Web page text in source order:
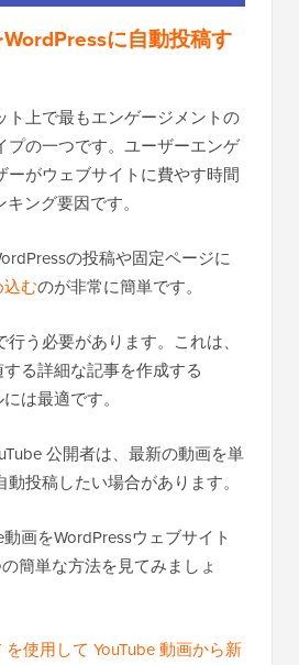
に自動投稿す
ト上で最もエンゲージメントの
プの一つです。ユーザーエンゲ
ーがウェブサイトに費やす時間
ング要因です。
の投稿や固定ページに
むのが非常に簡単です。
う必要があります。これは、
る詳細な記事を作成する
は最適です。
公開者は、最新の動画を単
投稿したい場合があります。
画をWordPressウェブサイト
簡単な方法を見てみましょ
を使用して YouTube 動画から新